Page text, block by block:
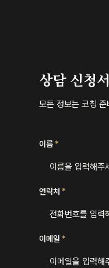
상담 신청서
모든 정보는 코칭
이름 *
이름을 입력해주
연락처 *
전화번호를 입력
이메일 *
이메일을 입력해